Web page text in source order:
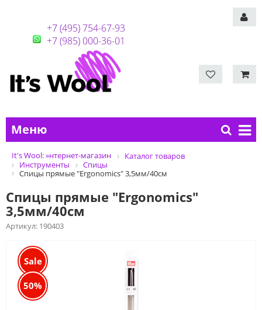
+7 (495) 754-67-93
+7 (985) 000-36-01
Меню
It's Wool: »нтернет-магазин
Каталог товаров
Инструменты
Спицы
Спицы прямые "Ergonomics" 3,5мм/40см
Спицы прямые "Ergonomics"
3,5мм/40см
Артикул: 190403
Sale
50%